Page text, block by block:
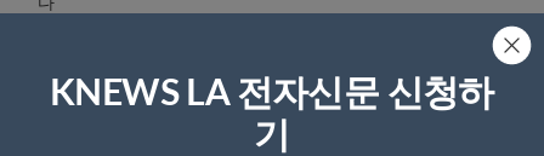
KNEWS LA 전자신문 신청하
기